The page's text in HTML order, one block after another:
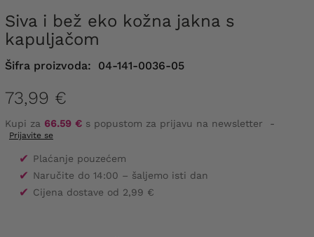
Siva i bež eko kožna jakna s
kapuljačom
Šifra proizvoda: 04-141-0036-05
73,99 €
Kupi za 66.59 € s popustom za prijavu na newsletter -
Prijavite se
✔ Plaćanje pouzećem
✔ Naručite do 14:00 – šaljemo isti dan
✔ Cijena dostave od 2,99 €